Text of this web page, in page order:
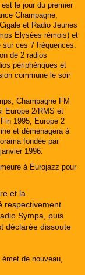
le jour du premier
Champagne,
et Radio Jeunes
Elysées rémois) et
sur ces 7 fréquences.
de 2 radios
périphériques et
commune le soir
Champagne FM
Europe 2/RMS et
1995, Europe 2
et déménagera à
fondée par
1996.
à Eurojazz pour
et la
respectivement
Sympa, puis
déclarée dissoute
émet de nouveau,